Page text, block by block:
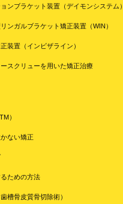
ンブラケット装置（デイモンシステム）
ンガルブラケット矯正装置（WIN）
装置（インビザライン）
スクリューを用いた矯正治療
）
ない矯正
ための方法
槽骨皮質骨切除術）